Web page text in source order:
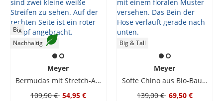
Big
Nachhaltig
Meyer
Bermudas mit Stretch-Anteil
109,90 € 54,95 €
Big & Tall
Meyer
Softe Chino aus Bio-Baumwolle und Kapok
139,00 € 69,50 €